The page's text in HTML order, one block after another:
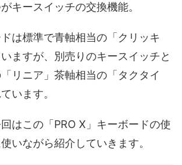
キースイッチの交換機能。
は標準で青軸相当の「クリッキ
ますが、別売りのキースイッチと
リニア」茶軸相当の「タクタイ
います。
はこの「PRO X」キーボードの使
いながら紹介していきます。